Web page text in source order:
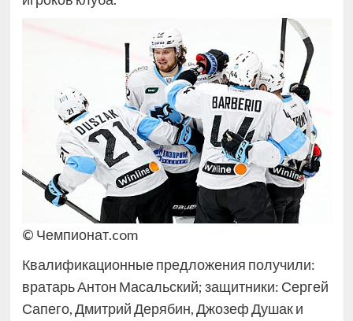
© Чемпионат.com
Квалификационные предложения получили:
вратарь Антон Масальский; защитники: Сергей
Сапего, Дмитрий Дерябин, Джозеф Душак и